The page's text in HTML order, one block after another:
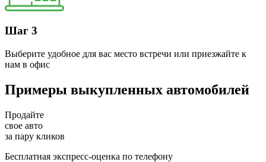
Шаг 3
Выберите удобное для вас место встречи или приезжайте к
нам в офис
Примеры выкупленных автомобилей
Продайте
свое авто
за пару кликов
Бесплатная экспресс-оценка по телефону